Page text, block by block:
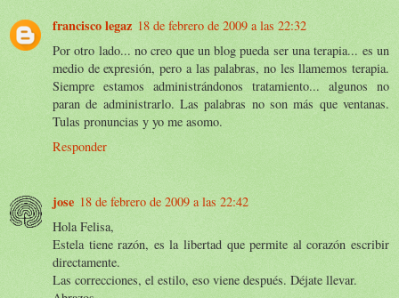
francisco legaz 18 de febrero de 2009 a las 22:32
Por otro lado... no creo que un blog pueda ser una terapia... es un
medio de expresión, pero a las palabras, no les llamemos terapia.
Siempre estamos administrándonos tratamiento... algunos no
paran de administrarlo. Las palabras no son más que ventanas.
Tulas pronuncias y yo me asomo.
Responder
jose 18 de febrero de 2009 a las 22:42
Hola Felisa,
Estela tiene razón, es la libertad que permite al corazón escribir
directamente.
Las correcciones, el estilo, eso viene después. Déjate llevar.